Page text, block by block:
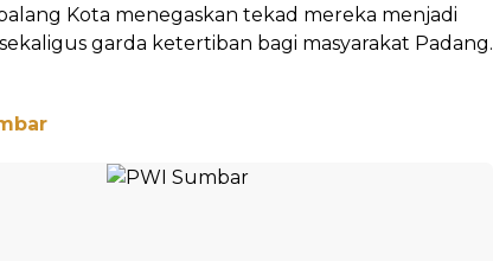
Kota menegaskan tekad mereka menjadi
garda ketertiban bagi masyarakat Padang.